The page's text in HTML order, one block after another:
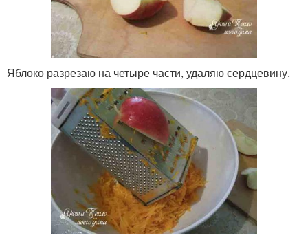
Яблоко разрезаю на четыре части, удаляю сердцевину.